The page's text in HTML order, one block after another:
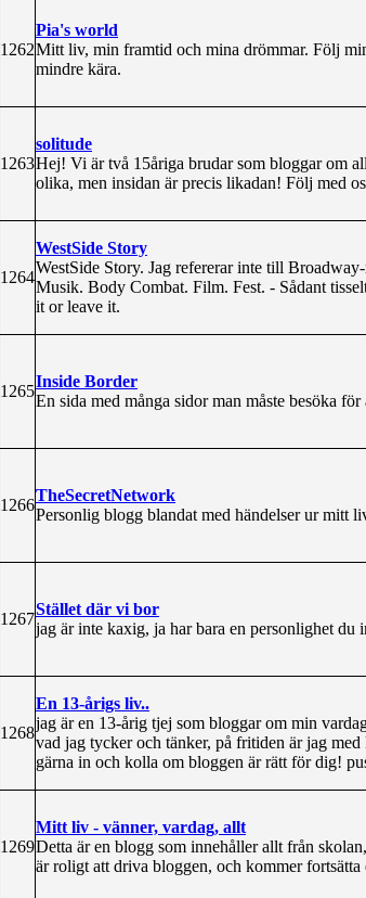
1262
Pia's world
Mitt liv, min framtid och mina drömmar. Följ
mindre kära.
1263
solitude
Hej! Vi är två 15åriga brudar som bloggar om
olika, men insidan är precis likadan! Följ med
1264
WestSide Story
WestSide Story. Jag refererar inte till
Musik. Body Combat. Film. Fest. - Sådant
it or leave it.
1265
Inside Border
En sida med många sidor man måste besöka för
1266
TheSecretNetwork
Personlig blogg blandat med händelser ur mitt
1267
Stället där vi bor
jag är inte kaxig, ja har bara en personlighet du
1268
En 13-årigs liv..
jag är en 13-årig tjej som bloggar om min
vad jag tycker och tänker, på fritiden är jag
gärna in och kolla om bloggen är rätt för dig!
1269
Mitt liv - vänner, vardag, allt
Detta är en blogg som innehåller allt från
är roligt att driva bloggen, och kommer